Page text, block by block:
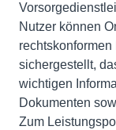
Nutzer können
sichergestellt,
wichtigen
Dokumenten
Zum